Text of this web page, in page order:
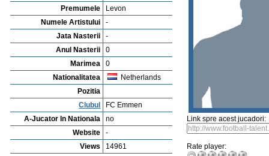
Premumele
Levon
Numele Artistului
-
Jata Nasterii
-
Anul Nasterii
0
Marimea
0
Nationalitatea
Netherlands
Pozitia
Clubul
FC Emmen
A-Jucator In Nationala
no
Website
-
Views
14961
Link spre acest jucadori:
Rate player: